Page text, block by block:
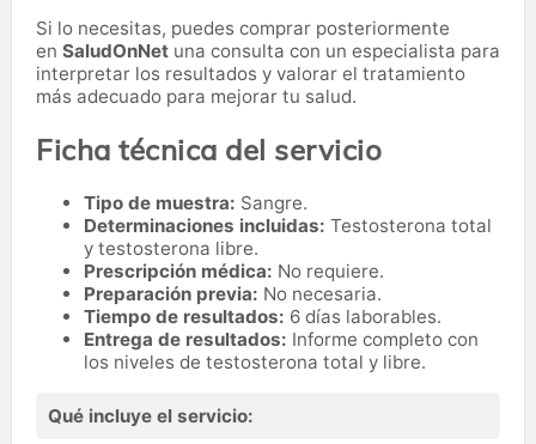
Si lo necesitas, puedes comprar posteriormente
en SaludOnNet una consulta con un especialista para
interpretar los resultados y valorar el tratamiento
más adecuado para mejorar tu salud.
Ficha técnica del servicio
Tipo de muestra: Sangre.
Determinaciones incluidas: Testosterona total
y testosterona libre.
Prescripción médica: No requiere.
Preparación previa: No necesaria.
Tiempo de resultados: 6 días laborables.
Entrega de resultados: Informe completo con
los niveles de testosterona total y libre.
Qué incluye el servicio: